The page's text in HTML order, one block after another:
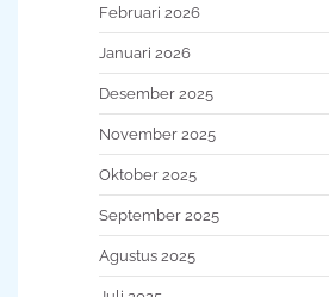
Februari 2026
Januari 2026
Desember 2025
November 2025
Oktober 2025
September 2025
Agustus 2025